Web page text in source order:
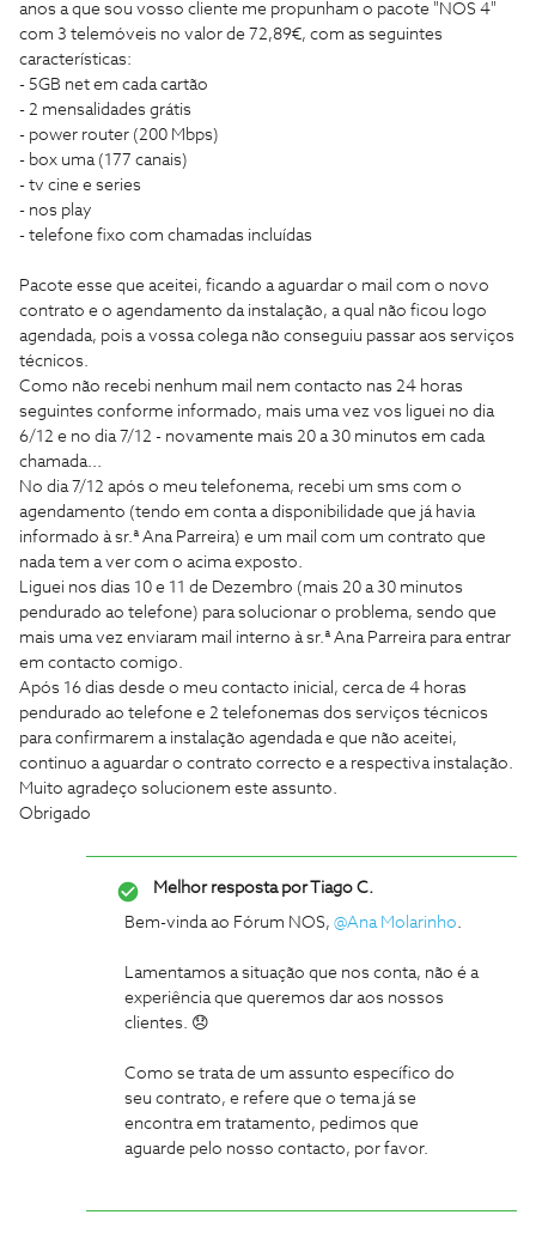
anos a que sou vosso cliente me propunham o pacote "NOS 4"
com 3 telemóveis no valor de 72,89€, com as seguintes
características:
- 5GB net em cada cartão
- 2 mensalidades grátis
- power router (200 Mbps)
- box uma (177 canais)
- tv cine e series
- nos play
- telefone fixo com chamadas incluídas
Pacote esse que aceitei, ficando a aguardar o mail com o novo
contrato e o agendamento da instalação, a qual não ficou logo
agendada, pois a vossa colega não conseguiu passar aos serviços
técnicos.
Como não recebi nenhum mail nem contacto nas 24 horas
seguintes conforme informado, mais uma vez vos liguei no dia
6/12 e no dia 7/12 - novamente mais 20 a 30 minutos em cada
chamada...
No dia 7/12 após o meu telefonema, recebi um sms com o
agendamento (tendo em conta a disponibilidade que já havia
informado à sr.ª Ana Parreira) e um mail com um contrato que
nada tem a ver com o acima exposto.
Liguei nos dias 10 e 11 de Dezembro (mais 20 a 30 minutos
pendurado ao telefone) para solucionar o problema, sendo que
mais uma vez enviaram mail interno à sr.ª Ana Parreira para entrar
em contacto comigo.
Após 16 dias desde o meu contacto inicial, cerca de 4 horas
pendurado ao telefone e 2 telefonemas dos serviços técnicos
para confirmarem a instalação agendada e que não aceitei,
continuo a aguardar o contrato correcto e a respectiva instalação.
Muito agradeço solucionem este assunto.
Obrigado
Melhor resposta porTiago C.
Bem-vinda ao Fórum NOS, @Ana Molarinho.
Lamentamos a situação que nos conta, não é a
experiência que queremos dar aos nossos
clientes. 😞
Como se trata de um assunto específico do
seu contrato, e refere que o tema já se
encontra em tratamento, pedimos que
aguarde pelo nosso contacto, por favor.